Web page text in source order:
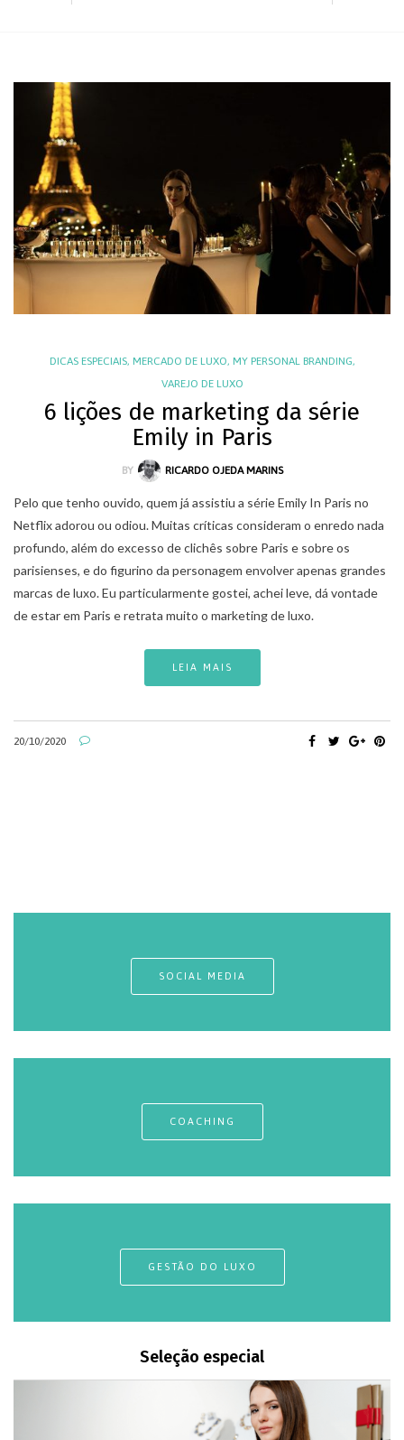
DICAS ESPECIAIS, MERCADO DE LUXO, MY PERSONAL BRANDING,
VAREJO DE LUXO
6 lições de marketing da série
Emily in Paris
BY RICARDO OJEDA MARINS
Pelo que tenho ouvido, quem já assistiu a série Emily In Paris no
Netflix adorou ou odiou. Muitas críticas consideram o enredo nada
profundo, além do excesso de clichês sobre Paris e sobre os
parisienses, e do figurino da personagem envolver apenas grandes
marcas de luxo. Eu particularmente gostei, achei leve, dá vontade
de estar em Paris e retrata muito o marketing de luxo.
LEIA MAIS
20/10/2020
SOCIAL MEDIA
COACHING
GESTÃO DO LUXO
Seleção especial